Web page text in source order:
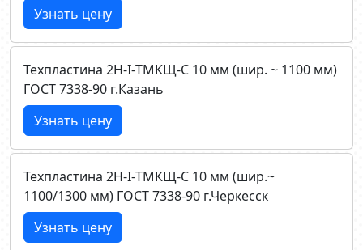
Узнать цену
Техпластина 2Н-I-ТМКЩ-C 10 мм (шир. ~ 1100 мм)
ГОСТ 7338-90 г.Казань
Узнать цену
Техпластина 2Н-I-ТМКЩ-C 10 мм (шир.~
1100/1300 мм) ГОСТ 7338-90 г.Черкесск
Узнать цену